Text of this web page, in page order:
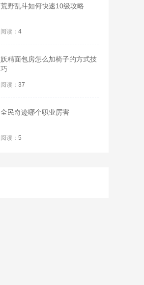
荒野乱斗如何快速10级攻略
阅读： 4
妖精面包房怎么加椅子的方式技
巧
阅读： 37
全民奇迹哪个职业厉害
阅读： 5